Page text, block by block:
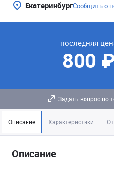
ЕкатеринбургСообщить о
последняя
800 ₽
Задать вопрос по
Описание Характеристики
Описание